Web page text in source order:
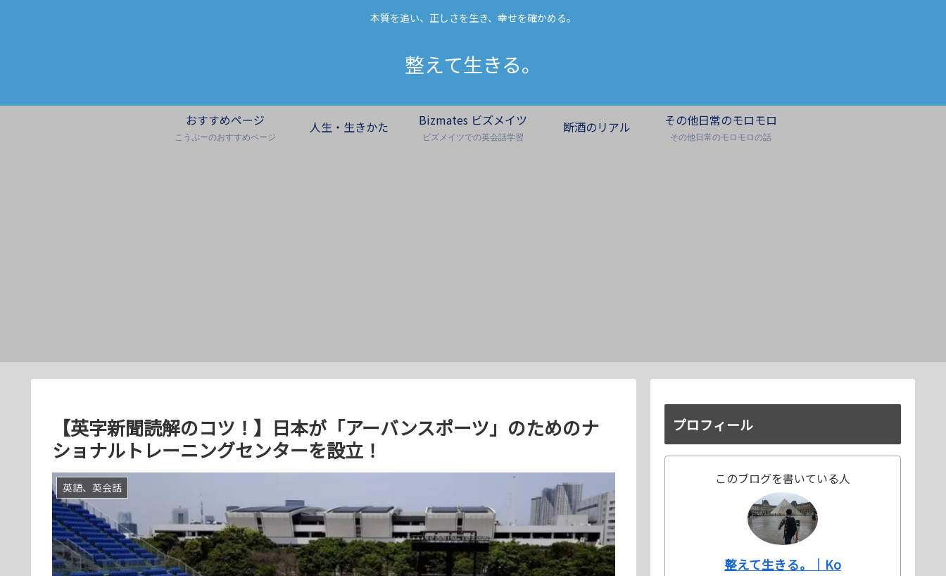
本質を追い、正しさを生き、幸せを確かめる。
整えて生きる。
おすすめページ
こうぷーのおすすめページ
人生・生きかた Bizmates ビズメイツ
ビズメイツでの英会話学習
断酒のリアル その他日常のモロモロ
その他日常のモロモロの話
【英字新聞読解のコツ！】日本が「アーバンスポーツ」のためのナ
ショナルトレーニングセンターを設立！
英語、英会話
プロフィール
このブログを書いている人
整えて生きる。｜Ko